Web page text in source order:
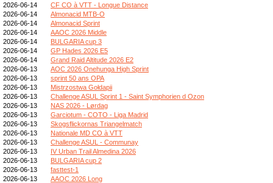
2026-06-14
CF CO à VTT - Longue Distance
2026-06-14
Almonacid MTB-O
2026-06-14
Almonacid Sprint
2026-06-14
AAOC 2026 Middle
2026-06-14
BULGARIA cup 3
2026-06-14
GP Hades 2026 E5
2026-06-14
Grand Raid Altitude 2026 E2
2026-06-13
AOC 2026 Onehunga High Sprint
2026-06-13
sprint 50 ans OPA
2026-06-13
Mistrzostwa Gołdapii
2026-06-13
Challenge ASUL Sprint 1 - Saint Symphorien d Ozon
2026-06-13
NAS 2026 - Lørdag
2026-06-13
Garciotum - COTO - Liga Madrid
2026-06-13
Skogsflickornas Triangelmatch
2026-06-13
Nationale MD CO à VTT
2026-06-13
Challenge ASUL - Communay
2026-06-13
IV Urban Trail Almedina 2026
2026-06-13
BULGARIA cup 2
2026-06-13
fasttest-1
2026-06-13
AAOC 2026 Long